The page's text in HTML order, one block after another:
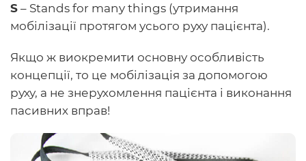
S – Stands for many things (утримання
мобілізації протягом усього руху пацієнта).
Якщо ж виокремити основну особливість
концепції, то це мобілізація за допомогою
руху, а не знерухомлення пацієнта і виконання
пасивних вправ!